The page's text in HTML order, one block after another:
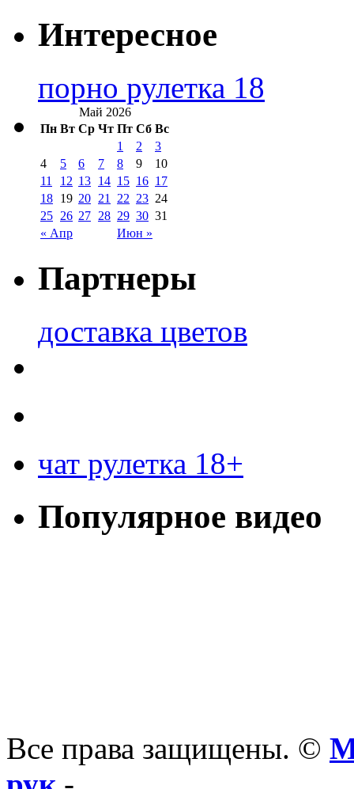
Интересное
порно рулетка 18
Май 2026
Пн Вт Ср Чт Пт Сб Вс
« Апр Июн »
1 2
3
4
5 6 7 8 9
10
11
12 13 14 15 16 17
18 19 20 21 22 23 24
25 26 27 28 29 30 31
Партнеры
доставка цветов
чат рулетка 18+
Популярное видео
Все права защищены. ©